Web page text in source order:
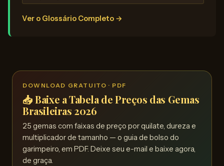
Ver o Glossário Completo →
DOWNLOAD GRATUITO · PDF
📥 Baixe a Tabela de Preços das Gemas
Brasileiras 2026
25 gemas com faixas de preço por quilate, dureza e
multiplicador de tamanho — o guia de bolso do
garimpeiro, em PDF. Deixe seu e-mail e baixe agora,
de graça.